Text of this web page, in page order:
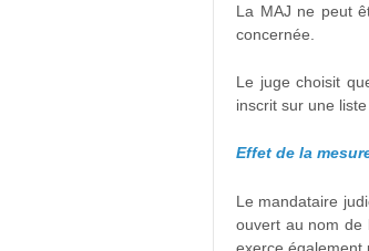
La MAJ ne peut
concernée.
Le juge choisit
inscrit sur une
Effet de la
Le mandataire
ouvert au nom de
exerce également